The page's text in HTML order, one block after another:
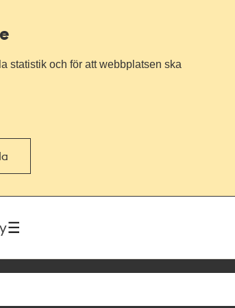
statistik och för att webbplatsen ska